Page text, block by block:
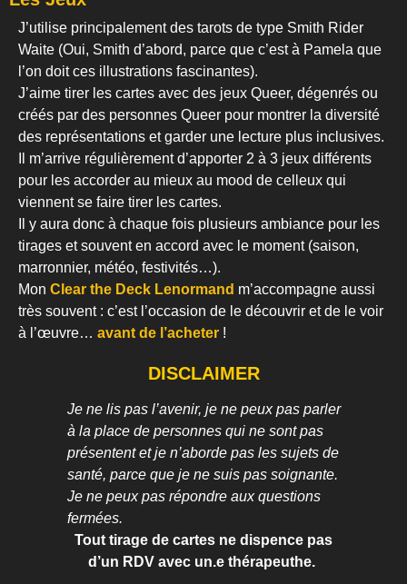
J’utilise principalement des tarots de type Smith Rider
Waite (Oui, Smith d’abord, parce que c’est à Pamela que
l’on doit ces illustrations fascinantes).
J’aime tirer les cartes avec des jeux Queer, dégenrés ou
créés par des personnes Queer pour montrer la diversité
des représentations et garder une lecture plus inclusives.
Il m’arrive régulièrement d’apporter 2 à 3 jeux différents
pour les accorder au mieux au mood de celleux qui
viennent se faire tirer les cartes.
Il y aura donc à chaque fois plusieurs ambiance pour les
tirages et souvent en accord avec le moment (saison,
marronnier, météo, festivités…).
Mon Clear the Deck Lenormand m’accompagne aussi
très souvent : c’est l’occasion de le découvrir et de le voir
à l’œuvre… avant de l’acheter !
DISCLAIMER
Je ne lis pas l’avenir, je ne peux pas parler
à la place de personnes qui ne sont pas
présentent et je n’aborde pas les sujets de
santé, parce que je ne suis pas soignante.
Je ne peux pas répondre aux questions
fermées.
Tout tirage de cartes ne dispence pas
d’un RDV avec un.e thérapeuthe.